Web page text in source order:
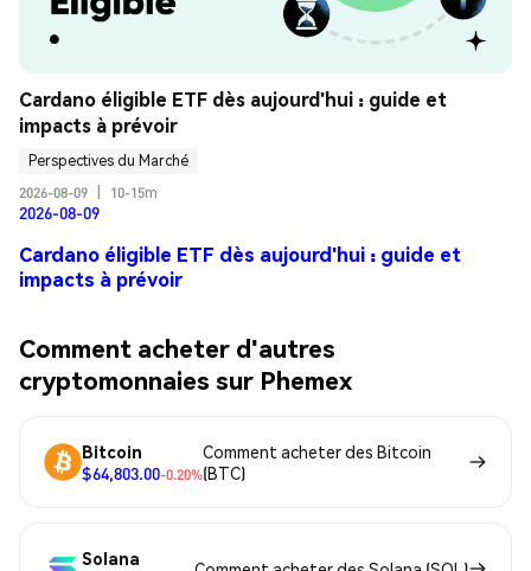
Cardano éligible ETF dès aujourd'hui : guide et
impacts à prévoir
Perspectives du Marché
2026-08-09
10-15m
2026-08-09
Cardano éligible ETF dès aujourd'hui : guide et
impacts à prévoir
Comment acheter d'autres
cryptomonnaies sur Phemex
Bitcoin
$64,803.00-0.20%
Comment acheter des Bitcoin
(BTC)
Solana